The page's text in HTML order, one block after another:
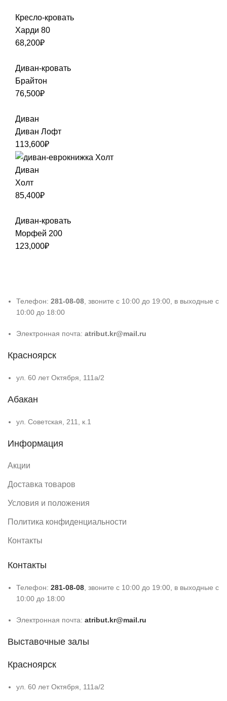
Кресло-кровать
Харди 80
68,200₽
Диван-кровать
Брайтон
76,500₽
Диван
Диван Лофт
113,600₽
Диван
Холт
85,400₽
Диван-кровать
Морфей 200
123,000₽
Телефон: 281-08-08, звоните с 10:00 до 19:00, в выходные с
10:00 до 18:00
Электронная почта: atribut.kr@mail.ru
Красноярск
ул. 60 лет Октября, 111а/2
Абакан
ул. Советская, 211, к.1
Информация
Акции
Доставка товаров
Условия и положения
Политика конфиденциальности
Контакты
Контакты
Телефон: 281-08-08, звоните с 10:00 до 19:00, в выходные с
10:00 до 18:00
Электронная почта: atribut.kr@mail.ru
Выставочные залы
Красноярск
ул. 60 лет Октября, 111а/2